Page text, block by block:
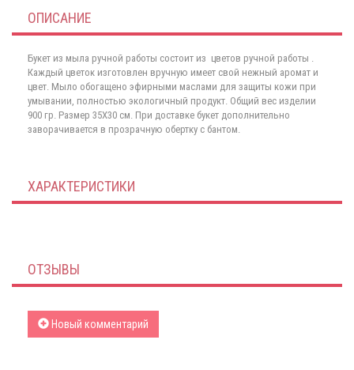
ОПИСАНИЕ
Букет из мыла ручной работы состоит из цветов ручной работы .
Каждый цветок изготовлен вручную имеет свой нежный аромат и
цвет. Мыло обогащено эфирными маслами для защиты кожи при
умывании, полностью экологичный продукт. Общий вес изделии
900 гр. Размер 35Х30 см. При доставке букет дополнительно
заворачивается в прозрачную обертку с бантом.
ХАРАКТЕРИСТИКИ
ОТЗЫВЫ
Новый комментарий